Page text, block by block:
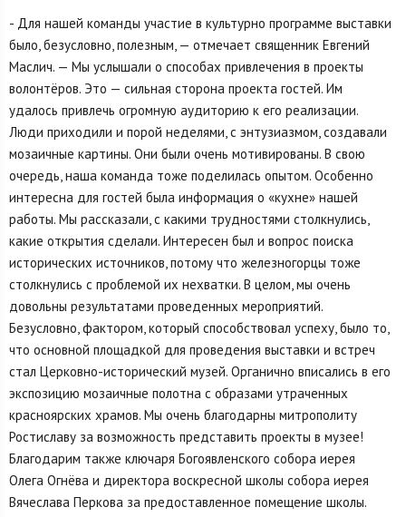
- Для нашей команды участие в культурно программе выставки
было, безусловно, полезным, — отмечает священник Евгений
Маслич. — Мы услышали о способах привлечения в проекты
волонтёров. Это — сильная сторона проекта гостей. Им
удалось привлечь огромную аудиторию к его реализации.
Люди приходили и порой неделями, с энтузиазмом, создавали
мозаичные картины. Они были очень мотивированы. В свою
очередь, наша команда тоже поделилась опытом. Особенно
интересна для гостей была информация о «кухне» нашей
работы. Мы рассказали, с какими трудностями столкнулись,
какие открытия сделали. Интересен был и вопрос поиска
исторических источников, потому что железногорцы тоже
столкнулись с проблемой их нехватки. В целом, мы очень
довольны результатами проведенных мероприятий.
Безусловно, фактором, который способствовал успеху, было то,
что основной площадкой для проведения выставки и встреч
стал Церковно-исторический музей. Органично вписались в его
экспозицию мозаичные полотна с образами утраченных
красноярских храмов. Мы очень благодарны митрополиту
Ростиславу за возможность представить проекты в музее!
Благодарим также ключаря Богоявленского собора иерея
Олега Огнёва и директора воскресной школы собора иерея
Вячеслава Перкова за предоставленное помещение школы.